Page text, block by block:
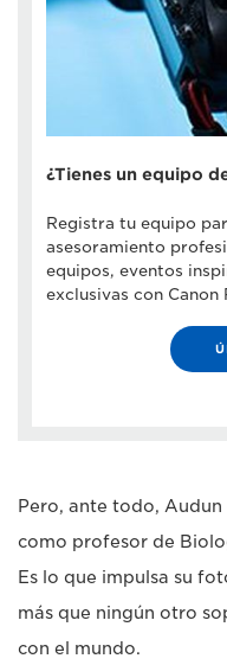
¿Tienes un equipo
Registra tu equipo
asesoramiento
equipos, eventos
exclusivas con Canon
Pero, ante todo,
como profesor de
Es lo que impulsa su
más que ningún otro
con el mundo.